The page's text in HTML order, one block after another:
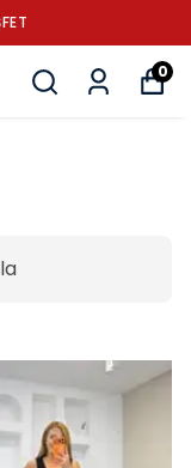
ÜCRETSİZ
0